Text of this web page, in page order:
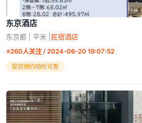
东京酒店
东京都 | 平米 | 民宿酒店
⭐260人关注 / 2024-06-20 19:07:52
提前预约随时可看